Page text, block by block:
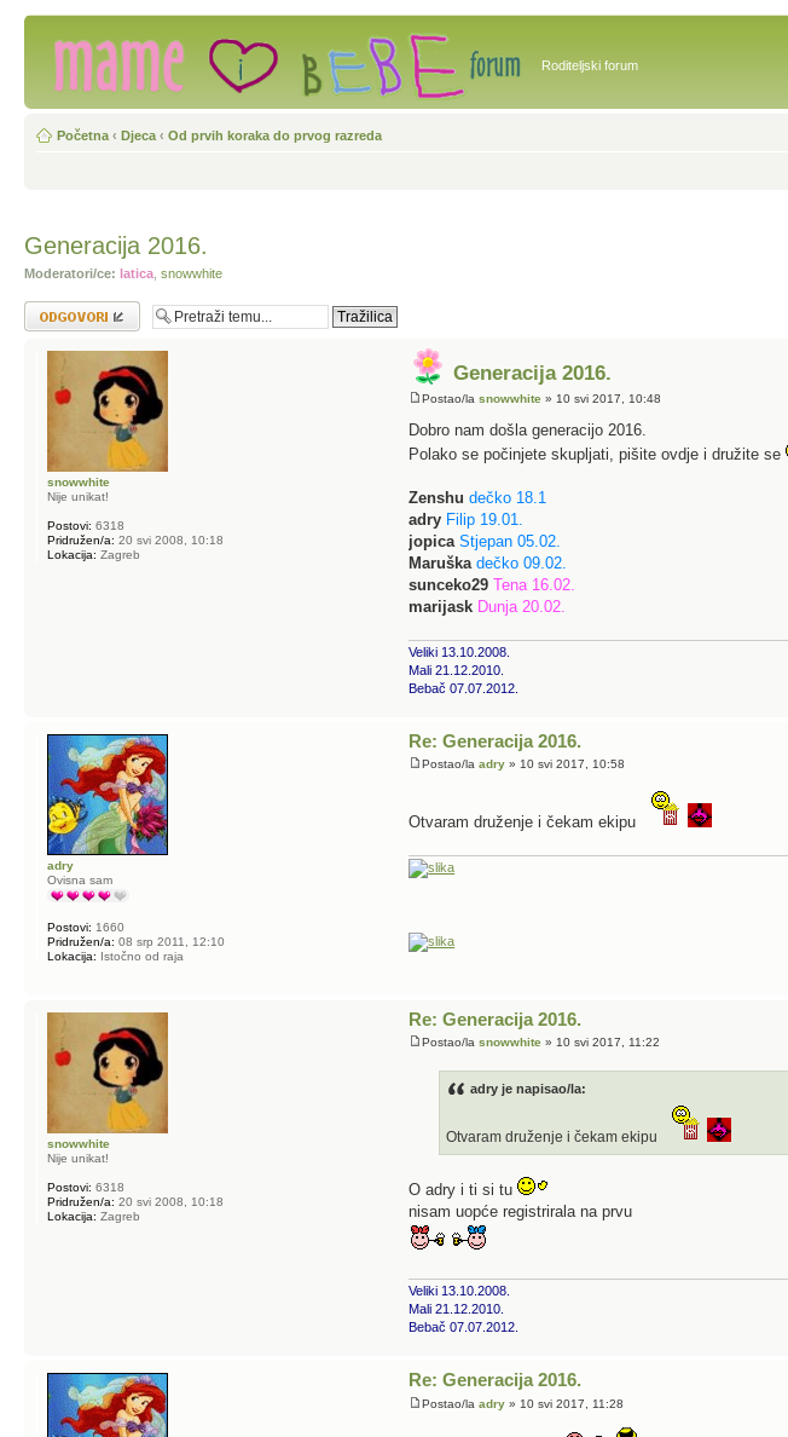
Roditeljski forum
Početna ‹ Djeca ‹ Od prvih koraka do prvog razreda
Generacija 2016.
Moderatori/ce: latica snowwhite
Odgovori
Generacija 2016.
Postao/lasnowwhite » 10 svi 2017, 10:48
Dobro nam došla generacijo 2016.
Polako se počinjete skupljati, pišite ovdje i družite se
Zenshudečko 18.1
adry Filip 19.01.
jopica Stjepan 05.02.
Maruška dečko 09.02.
sunceko29 Tena 16.02.
marijask Dunja 20.02.
Veliki 13.10.2008.
Mali 21.12.2010.
Bebač 07.07.2012.
snowwhite
Nije unikat!
Postovi: 6318
Pridružen/a: 20 svi 2008, 10:18
Lokacija: Zagreb
Re: Generacija 2016.
Postao/laadry » 10 svi 2017, 10:58
Otvaram druženje i čekam ekipu
adry
Ovisna sam
Postovi: 1660
Pridružen/a: 08 srp 2011, 12:10
Lokacija: Istočno od raja
Re: Generacija 2016.
Postao/lasnowwhite » 10 svi 2017, 11:22
adry je napisao/la:
Otvaram druženje i čekam ekipu
O adry i ti si tu
nisam uopće registrirala na prvu
Veliki 13.10.2008.
Mali 21.12.2010.
Bebač 07.07.2012.
snowwhite
Nije unikat!
Postovi: 6318
Pridružen/a: 20 svi 2008, 10:18
Lokacija: Zagreb
Re: Generacija 2016.
Postao/laadry » 10 svi 2017, 11:28